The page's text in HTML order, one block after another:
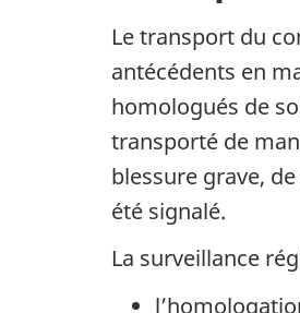
Le transport du
antécédents en
homologués de
transporté de
blessure grave,
été signalé.
La surveillance